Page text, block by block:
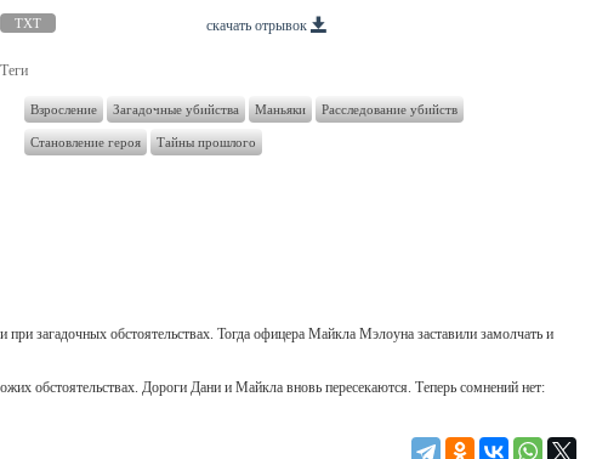
TXT скачать отрывок
Теги
Взросление Загадочные убийства Маньяки Расследование убийств
Становление героя Тайны прошлого
загадочных обстоятельствах. Тогда офицера Майкла Мэлоуна заставили замолчать и
обстоятельствах. Дороги Дани и Майкла вновь пересекаются. Теперь сомнений нет: